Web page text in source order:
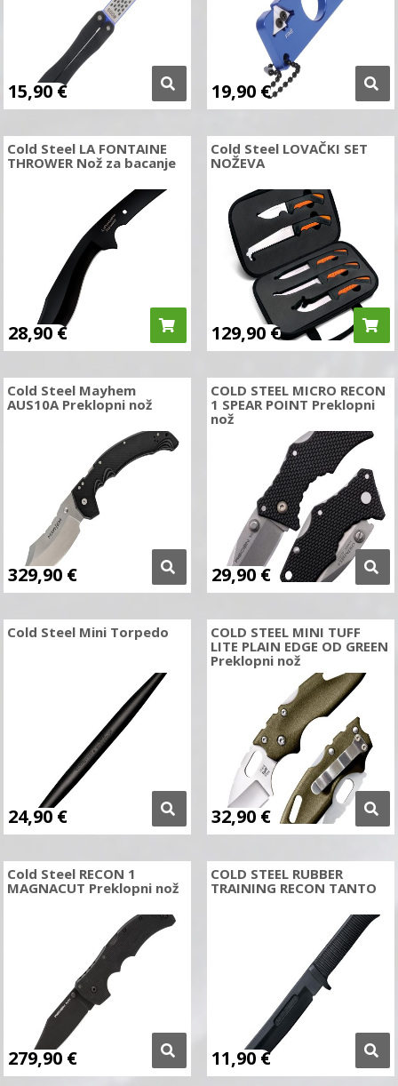
15,90 € 19,90 €
Cold Steel LA FONTAINE
THROWER Nož za bacanje
28,90 €
Cold Steel LOVAČKI SET
NOŽEVA
129,90 €
Cold Steel Mayhem
AUS10A Preklopni nož
329,90 €
COLD STEEL MICRO RECON
1 SPEAR POINT Preklopni
nož
29,90 €
Cold Steel Mini Torpedo
24,90 €
COLD STEEL MINI TUFF
LITE PLAIN EDGE OD GREEN
Preklopni nož
32,90 €
Cold Steel RECON 1
MAGNACUT Preklopni nož
279,90 €
COLD STEEL RUBBER
TRAINING RECON TANTO
11,90 €